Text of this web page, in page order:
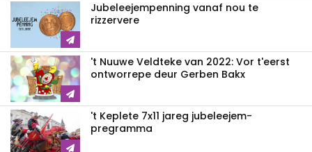
Jubeleejempenning vanaf nou te
rizzervere
't Nuuwe Veldteke van 2022: Vor t'eerst
ontworrepe deur Gerben Bakx
't Keplete 7x11 jareg jubeleejem-
pregramma